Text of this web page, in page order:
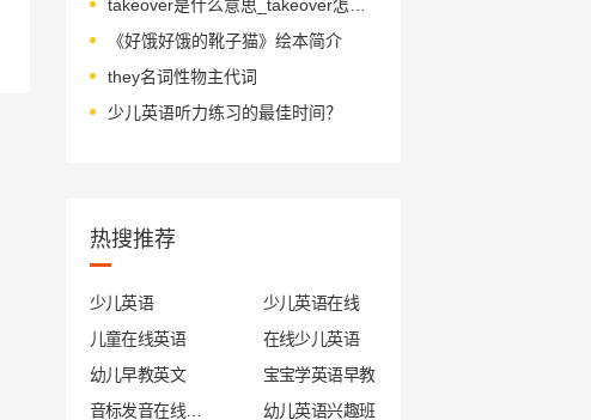
《好饿好饿的靴子猫》绘本简介
they名词性物主代词
少儿英语听力练习的最佳时间？
热搜推荐
少儿英语
少儿英语在线
儿童在线英语
在线少儿英语
幼儿早教英文
宝宝学英语早教
幼儿英语兴趣班